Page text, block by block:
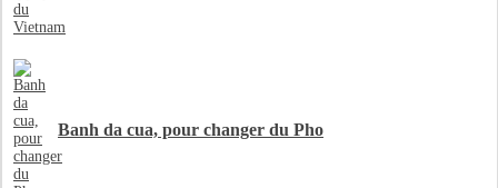
Banh da cua, pour changer du Pho